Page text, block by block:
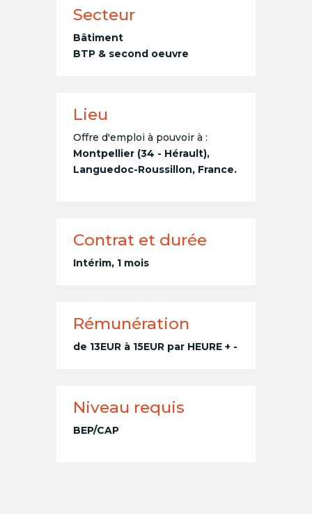
Secteur
Bâtiment
BTP & second oeuvre
Lieu
Offre d'emploi à pouvoir à :
Montpellier (34 - Hérault),
Languedoc-Roussillon, France.
Contrat et durée
Intérim, 1 mois
Rémunération
de 13EUR à 15EUR par HEURE + -
Niveau requis
BEP/CAP